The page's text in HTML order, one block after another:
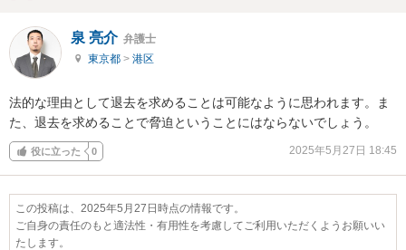
泉 亮介 弁護士
東京都 > 港区
法的な理由として退去を求めることは可能なように思われます。ま
た、退去を求めることで脅迫ということにはならないでしょう。
役に立った 0 2025年5月27日 18:45
この投稿は、2025年5月27日時点の情報です。
ご自身の責任のもと適法性・有用性を考慮してご利用いただくようお願いい
たします。